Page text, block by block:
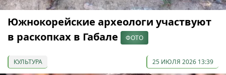
Южнокорейские археологи участвуют
в раскопках в Габале
ФОТО
КУЛЬТУРА 25 ИЮЛЯ 2026 13:39